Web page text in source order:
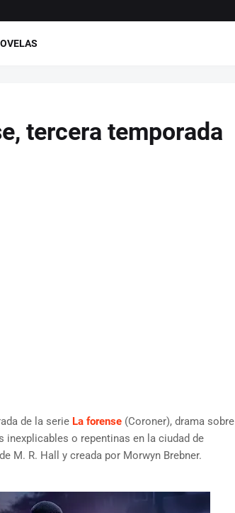
tercera temporada
de la serie La forense(Coroner), drama sobre
inexplicables o repentinas en la ciudad de
M. R. Hall y creada por Morwyn Brebner.